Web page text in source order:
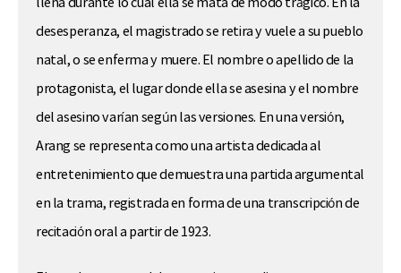
desesperanza, el magistrado se retira y vuele a su pueblo
natal, o se enferma y muere. El nombre o apellido de la
protagonista, el lugar donde ella se asesina y el nombre
del asesino varían según las versiones. En una versión,
Arang se representa como una artista dedicada al
entretenimiento que demuestra una partida argumental
en la trama, registrada en forma de una transcripción de
recitación oral a partir de 1923.